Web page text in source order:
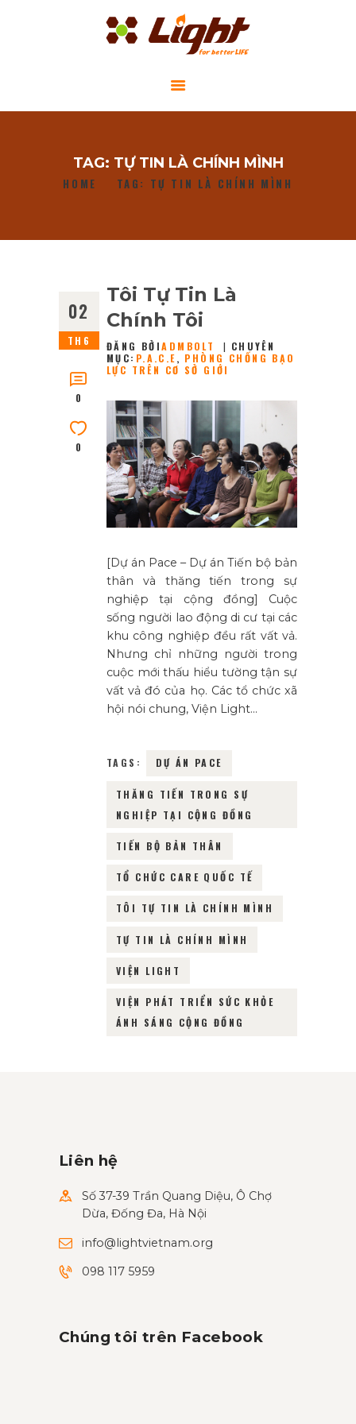
TAG: TỰ TIN LÀ CHÍNH MÌNH
HOME TAG: TỰ TIN LÀ CHÍNH MÌNH
DỰ ÁN CỘNG ĐỒNG
TIN TỨC
02
TH6
0
0
Tôi Tự Tin Là
Chính Tôi
ĐĂNG BỞIADMBOLT
CHUYÊN
MỤC: P.A.C.E, PHÒNG CHỐNG BẠO
LỰC TRÊN CƠ SỞ GIỚI
[Dự án Pace – Dự án Tiến bộ bản
thân và thăng tiến trong sự
nghiệp tại cộng đồng] Cuộc
sống người lao động di cư tại các
khu công nghiệp đều rất vất vả.
Nhưng chỉ những người trong
cuộc mới thấu hiểu tường tận sự
vất vả đó của họ. Các tổ chức xã
hội nói chung, Viện Light…
TAGS: DỰ ÁN PACE
THĂNG TIẾN TRONG SỰ
NGHIỆP TẠI CỘNG ĐỒNG
TIẾN BỘ BẢN THÂN
TỔ CHỨC CARE QUỐC TẾ
TÔI TỰ TIN LÀ CHÍNH MÌNH
TỰ TIN LÀ CHÍNH MÌNH
VIỆN LIGHT
VIỆN PHÁT TRIỂN SỨC KHỎE
ÁNH SÁNG CỘNG ĐỒNG
Liên hệ
Số 37-39 Trần Quang Diệu, Ô Chợ
Dừa, Đống Đa, Hà Nội
info@lightvietnam.org
098 117 5959
Chúng tôi trên Facebook